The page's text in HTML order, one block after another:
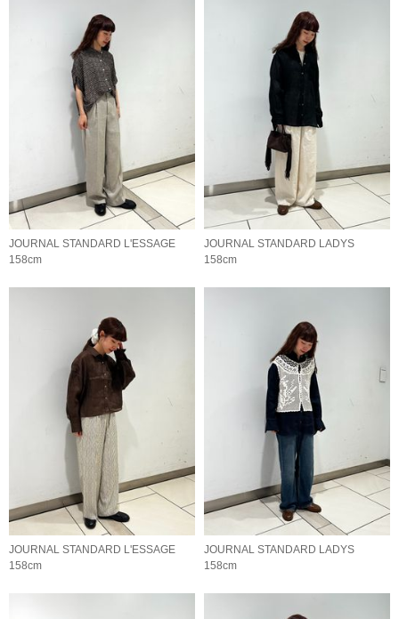
JOURNAL STANDARD L'ESSAGE
158cm
JOURNAL STANDARD LADYS
158cm
JOURNAL STANDARD L'ESSAGE
158cm
JOURNAL STANDARD LADYS
158cm